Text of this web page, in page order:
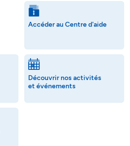
Accéder au Centre d'aide
Découvrir nos activités
et événements